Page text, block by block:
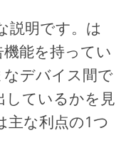
説明です。は
能を持ってい
なデバイス間で
しているかを見
主な利点の1つ